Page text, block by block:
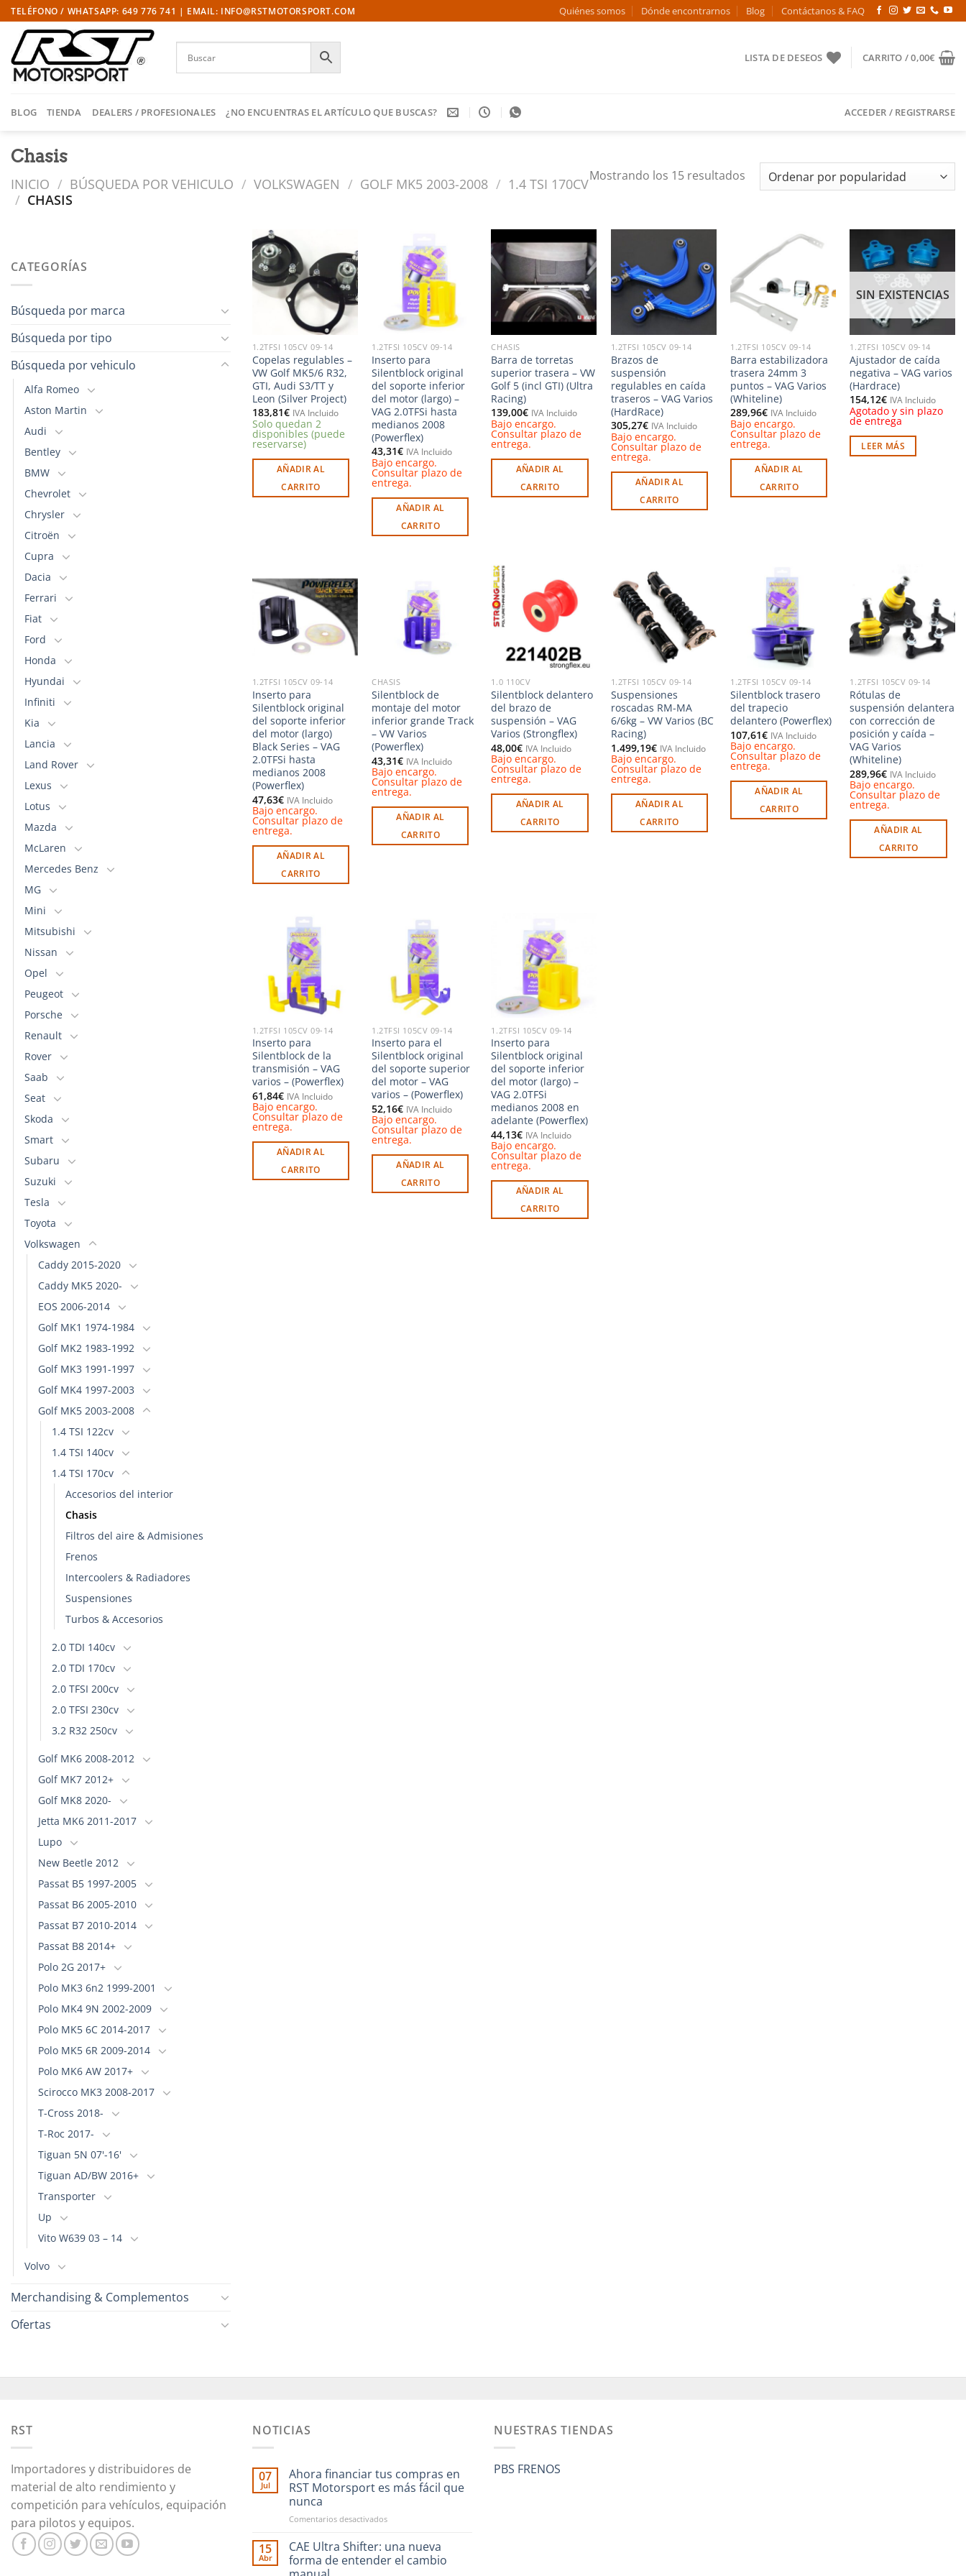
Saltar
al
contenido
TELÉFONO / WHATSAPP: 649 776 741 | EMAIL: INFO@RSTMOTORSPORT.COM Quiénes somos Dónde encontrarnos Blog Contáctanos & FAQ
LISTA DE DESEOS CARRITO /0,00€
BLOG TIENDA DEALERS / PROFESIONALES ¿NO ENCUENTRAS EL ARTÍCULO QUE BUSCAS? ACCEDER / REGISTRARSE
Chasis
INICIO / BÚSQUEDA POR VEHICULO / VOLKSWAGEN / GOLF MK5 2003-2008 / 1.4 TSI 170CV
/ CHASIS
Mostrando los 15 resultadosOrdenado
por
CATEGORÍAS
Búsqueda por marca
Búsqueda por tipo
Búsqueda por vehiculo
Alfa Romeo
Aston Martin
Audi
Bentley
BMW
Chevrolet
Chrysler
Citroën
Cupra
Dacia
Ferrari
Fiat
Ford
Honda
Hyundai
Infiniti
Kia
Lancia
Land Rover
Lexus
Lotus
Mazda
McLaren
Mercedes Benz
MG
Mini
Mitsubishi
Nissan
Opel
Peugeot
Porsche
Renault
Rover
Saab
Seat
Skoda
Smart
Subaru
Suzuki
Tesla
Toyota
Volkswagen
Caddy 2015-2020
Caddy MK5 2020-
EOS 2006-2014
Golf MK1 1974-1984
Golf MK2 1983-1992
Golf MK3 1991-1997
Golf MK4 1997-2003
Golf MK5 2003-2008
1.4 TSI 122cv
1.4 TSI 140cv
1.4 TSI 170cv
Accesorios del interior
Chasis
Filtros del aire & Admisiones
Frenos
Intercoolers & Radiadores
Suspensiones
Turbos & Accesorios
2.0 TDI 140cv
2.0 TDI 170cv
2.0 TFSI 200cv
2.0 TFSI 230cv
3.2 R32 250cv
Golf MK6 2008-2012
Golf MK7 2012+
Golf MK8 2020-
Jetta MK6 2011-2017
Lupo
New Beetle 2012
Passat B5 1997-2005
Passat B6 2005-2010
Passat B7 2010-2014
Passat B8 2014+
Polo 2G 2017+
Polo MK3 6n2 1999-2001
Polo MK4 9N 2002-2009
Polo MK5 6C 2014-2017
Polo MK5 6R 2009-2014
Polo MK6 AW 2017+
Scirocco MK3 2008-2017
T-Cross 2018-
T-Roc 2017-
Tiguan 5N 07'-16'
Tiguan AD/BW 2016+
Transporter
Up
Vito W639 03 – 14
Volvo
Merchandising & Complementos
Ofertas
Añadir
a la
lista de
deseos
1.2TFSI 105CV 09-14
Copelas regulables –
VW Golf MK5/6 R32,
GTI, Audi S3/TT y
Leon (Silver Project)
183,81€ IVA Incluido
Solo quedan 2
disponibles (puede
reservarse)
AÑADIR AL
CARRITO
Añadir
a la
lista de
1.2TFSI 105CV 09-14
Inserto para
Silentblock original
del soporte inferior
del motor (largo) –
VAG 2.0TFSi hasta
medianos 2008
(Powerflex)
43,31€ IVA Incluido
Bajo encargo.
Consultar plazo de
entrega.
AÑADIR AL
CARRITO
a la
lista de
deseos
CHASIS
Barra de torretas
superior trasera – VW
Golf 5 (incl GTI) (Ultra
Racing)
139,00€ IVA Incluido
Bajo encargo.
Consultar plazo de
entrega.
AÑADIR AL
CARRITO
Añadir
a la
lista de
deseos
1.2TFSI 105CV 09-14
Brazos de
suspensión
regulables en caída
traseros – VAG Varios
(HardRace)
305,27€ IVA Incluido
Bajo encargo.
Consultar plazo de
entrega.
AÑADIR AL
CARRITO
a la
lista de
deseos
1.2TFSI 105CV 09-14
Barra estabilizadora
trasera 24mm 3
puntos – VAG Varios
(Whiteline)
289,96€ IVA Incluido
Bajo encargo.
Consultar plazo de
entrega.
AÑADIR AL
CARRITO
Añadir
a la
lista de
deseos
SIN EXISTENCIAS
1.2TFSI 105CV 09-14
Ajustador de caída
negativa – VAG varios
(Hardrace)
154,12€ IVA Incluido
Agotado y sin plazo
de entrega
LEER MÁS
Añadir
a la
lista de
deseos
1.2TFSI 105CV 09-14
Inserto para
Silentblock original
del soporte inferior
del motor (largo)
Black Series – VAG
2.0TFSi hasta
medianos 2008
(Powerflex)
47,63€ IVA Incluido
Bajo encargo.
Consultar plazo de
entrega.
AÑADIR AL
CARRITO
Añadir
lista de
deseos
CHASIS
Silentblock de
montaje del motor
inferior grande Track
– VW Varios
(Powerflex)
43,31€ IVA Incluido
Bajo encargo.
Consultar plazo de
entrega.
AÑADIR AL
CARRITO
Añadir
a la
lista de
1.0 110CV
Silentblock delantero
del brazo de
suspensión – VAG
Varios (Strongflex)
48,00€ IVA Incluido
Bajo encargo.
Consultar plazo de
entrega.
AÑADIR AL
CARRITO
Añadir
a la
lista de
deseos
1.2TFSI 105CV 09-14
Suspensiones
roscadas RM-MA
6/6kg – VW Varios (BC
Racing)
1.499,19€ IVA Incluido
Bajo encargo.
Consultar plazo de
entrega.
AÑADIR AL
CARRITO
lista de
deseos
1.2TFSI 105CV 09-14
Silentblock trasero
del trapecio
delantero (Powerflex)
107,61€ IVA Incluido
Bajo encargo.
Consultar plazo de
entrega.
AÑADIR AL
CARRITO
Añadir
a la
lista de
deseos
1.2TFSI 105CV 09-14
Rótulas de
suspensión delantera
con corrección de
posición y caída –
VAG Varios
(Whiteline)
289,96€ IVA Incluido
Bajo encargo.
Consultar plazo de
entrega.
AÑADIR AL
CARRITO
Añadir
lista de
1.2TFSI 105CV 09-14
Inserto para
Silentblock de la
transmisión – VAG
varios – (Powerflex)
61,84€ IVA Incluido
Bajo encargo.
Consultar plazo de
entrega.
AÑADIR AL
CARRITO
lista de
1.2TFSI 105CV 09-14
Inserto para el
Silentblock original
del soporte superior
del motor – VAG
varios – (Powerflex)
52,16€ IVA Incluido
Bajo encargo.
Consultar plazo de
entrega.
AÑADIR AL
CARRITO
Añadir
a la
lista de
1.2TFSI 105CV 09-14
Inserto para
Silentblock original
del soporte inferior
del motor (largo) –
VAG 2.0TFSi
medianos 2008 en
adelante (Powerflex)
44,13€ IVA Incluido
Bajo encargo.
Consultar plazo de
entrega.
AÑADIR AL
CARRITO
RST
Importadores y distribuidores de
material de alto rendimiento y
competición para vehículos, equipación
para pilotos y equipos.
NOTICIAS
07
Jul
Ahora financiar tus compras en
RST Motorsport es más fácil que
nunca
Comentarios desactivadosen
financiar
compras
15
Abr
CAE Ultra Shifter: una nueva
forma de entender el cambio
NUESTRAS TIENDAS
PBS FRENOS